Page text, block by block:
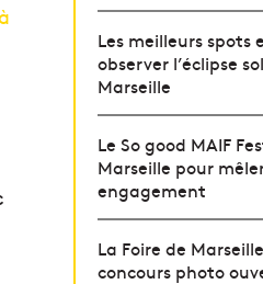
Les meilleurs spots
observer l’éclipse
Marseille
Le So good MAIF
Marseille pour
engagement
La Foire de
concours photo